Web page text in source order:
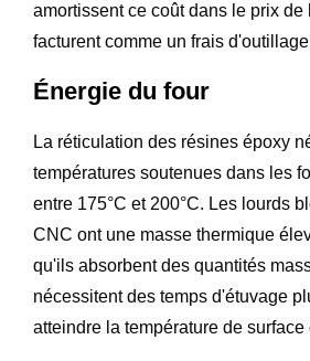
amortissent ce coût dans le prix de
facturent comme un frais
Énergie du four
La réticulation des résines époxy
températures soutenues dans les
entre 175°C et 200°C. Les lourds
CNC ont une masse thermique
qu'ils absorbent des quantités
nécessitent des temps d'étuvage
atteindre la température de surface